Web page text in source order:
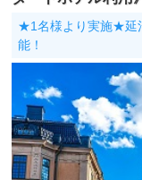
★1名様より実施★延
能！